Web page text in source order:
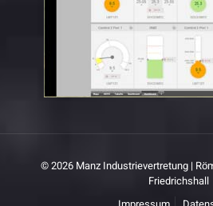
© 2026 Manz Industrievertretung |
Friedrichshall